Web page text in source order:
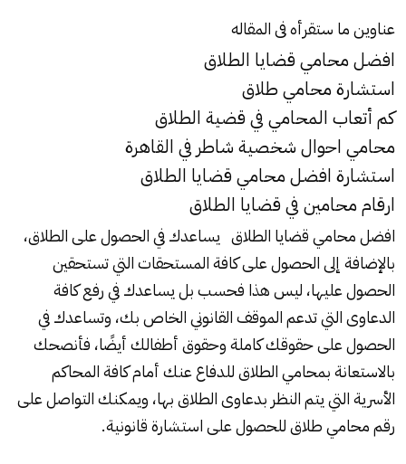
عناوين ما ستقرأه فى المقاله
افضل محامي قضايا الطلاق
استشارة محامي طلاق
كم أتعاب المحامي في قضية الطلاق
محامي احوال شخصية شاطر في القاهرة
استشارة افضل محامي قضايا الطلاق
ارقام محامين في قضايا الطلاق
افضل محامي قضايا الطلاق يساعدك في الحصول على الطلاق،
بالإضافة إلى الحصول على كافة المستحقات التي تستحقين
الحصول عليها، ليس هذا فحسب بل يساعدك في رفع كافة
الدعاوى التي تدعم الموقف القانوني الخاص بك، وتساعدك في
الحصول على حقوقك كاملة وحقوق أطفالك أيضًا، فأنصحك
بالاستعانة بمحامي الطلاق للدفاع عنك أمام كافة المحاكم
الأسرية التي يتم النظر بدعاوى الطلاق بها، ويمكنك التواصل على
رقم محامي طلاق للحصول على استشارة قانونية.